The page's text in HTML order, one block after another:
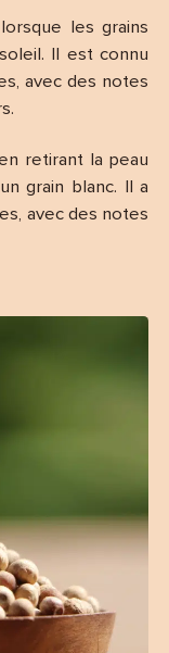
les grains
Il est connu
avec des notes
retirant la peau
grain blanc. Il a
avec des notes